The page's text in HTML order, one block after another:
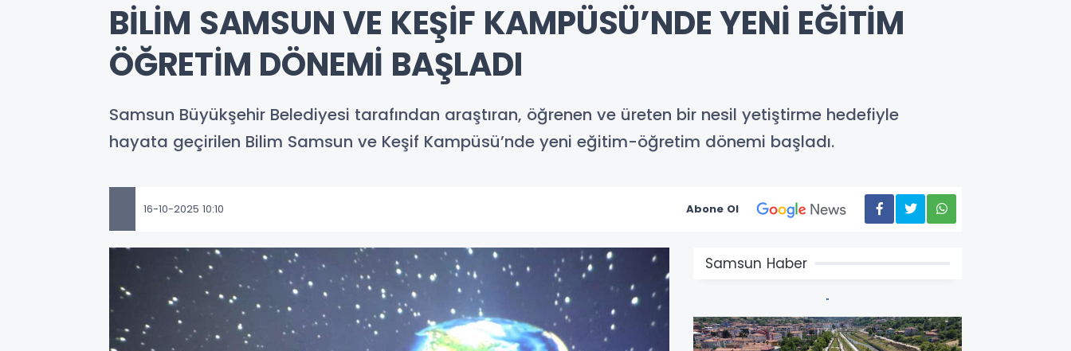
BİLİM SAMSUN VE KEŞİF KAMPÜSÜ’NDE YENİ EĞİTİM
ÖĞRETİM DÖNEMİ BAŞLADI
Samsun Büyükşehir Belediyesi tarafından araştıran, öğrenen ve üreten bir nesil yetiştirme hedefiyle
hayata geçirilen Bilim Samsun ve Keşif Kampüsü’nde yeni eğitim-öğretim dönemi başladı.
16-10-2025 10:10 Abone Ol
Samsun Haber